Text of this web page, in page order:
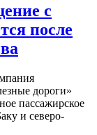
с
после
дороги»
пассажирское
и северо-